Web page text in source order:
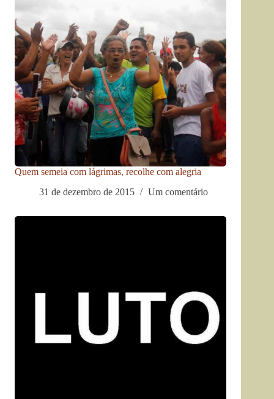
Quem semeia com lágrimas, recolhe com alegria
31 de dezembro de 2015
Um comentário